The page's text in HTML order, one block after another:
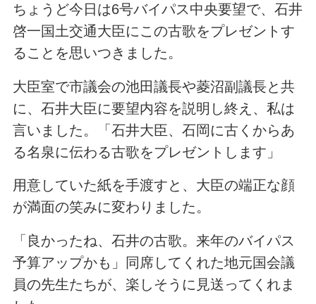
ちょうど今日は6号バイパス中央要望で、石井
啓一国土交通大臣にこの古歌をプレゼントす
ることを思いつきました。
大臣室で市議会の池田議長や菱沼副議長と共
に、石井大臣に要望内容を説明し終え、私は
言いました。「石井大臣、石岡に古くからあ
る名泉に伝わる古歌をプレゼントします」
用意していた紙を手渡すと、大臣の端正な顔
が満面の笑みに変わりました。
「良かったね、石井の古歌。来年のバイパス
予算アップかも」同席してくれた地元国会議
員の先生たちが、楽しそうに見送ってくれま